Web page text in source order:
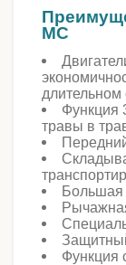
MC
Функция
травы в
Большая
Функция